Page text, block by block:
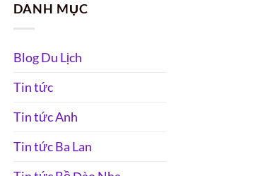
DANH MỤC
Blog Du Lịch
Tin tức
Tin tức Anh
Tin tức Ba Lan